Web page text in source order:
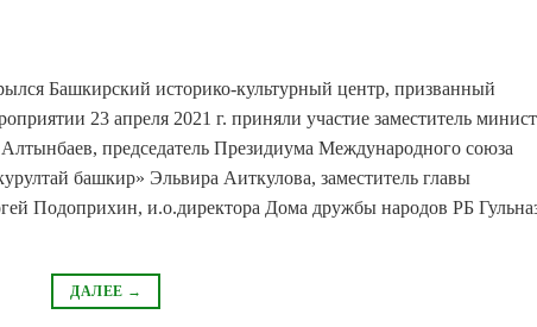
Башкирский историко-культурный центр, призванный
23 апреля 2021 г. приняли участие заместитель
председатель Президиума Международного союза
башкир» Эльвира Аиткулова, заместитель главы
Подоприхин, и.о.директора Дома дружбы народов РБ
ДАЛЕЕ →